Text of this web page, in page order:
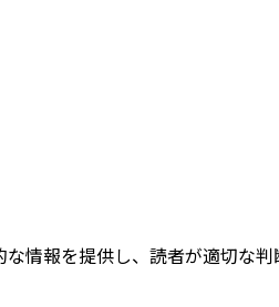
情報を提供し、読者が適切な判